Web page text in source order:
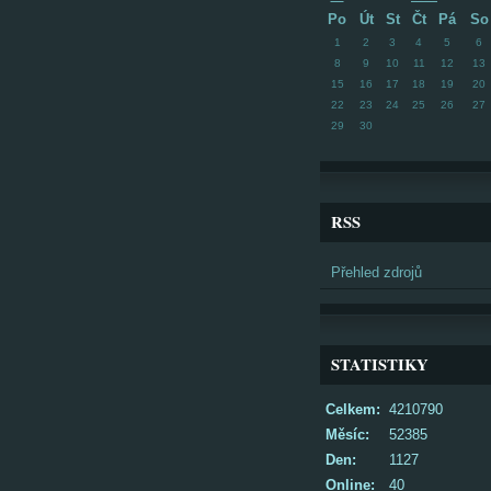
Po Út St Čt Pá So
1 2 3 4 5 6
8
9 10 11 12 13
15
16 17 18 19 20
22
23 24 25 26 27
29
30
RSS
Přehled zdrojů
STATISTIKY
Online: 40
Celkem: 4210790
Měsíc:
52385
Den:
1127